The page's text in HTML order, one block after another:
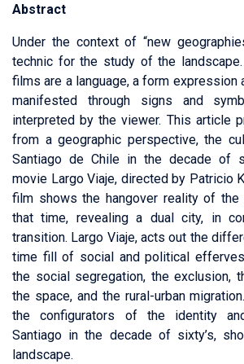
Abstract
Under the context of “new
technic for the study of the
films are a language, a form expression
manifested through signs and
interpreted by the viewer. This article
from a geographic perspective, the
Santiago de Chile in the decade of
movie Largo Viaje, directed by Patricio
film shows the hangover reality of
that time, revealing a dual city, in
transition. Largo Viaje, acts out the
time fill of social and political
the social segregation, the exclusion,
the space, and the rural-urban
the configurators of the identity
Santiago in the decade of sixty’s,
landscape.